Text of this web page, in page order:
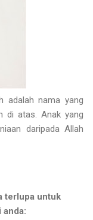
adalah nama yang
di atas. Anak yang
daripada Allah
terlupa untuk
anda: